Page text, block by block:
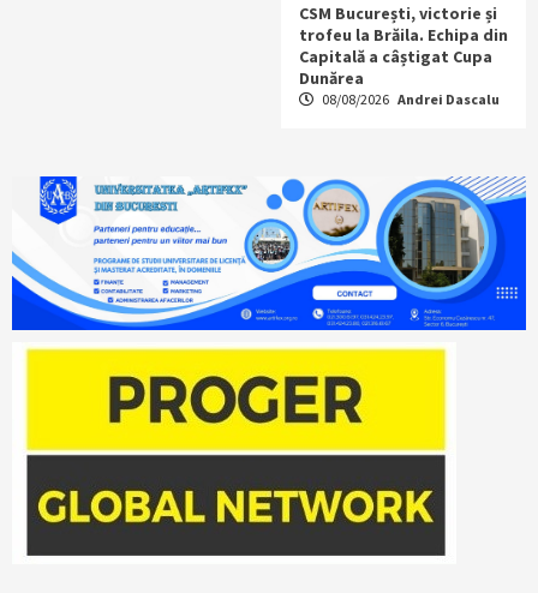
CSM București, victorie și
trofeu la Brăila. Echipa din
Capitală a câștigat Cupa
Dunărea
08/08/2026 Andrei Dascalu